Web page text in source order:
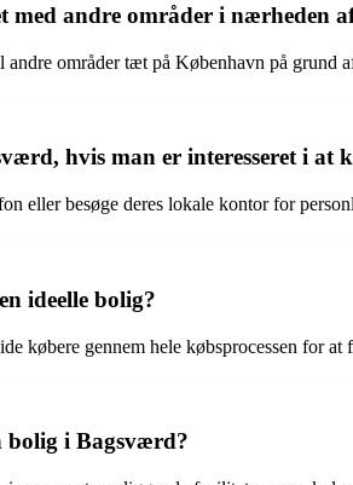
andre områder i nærheden
områder tæt på København på grund
hvis man er interesseret i at
eller besøge deres lokale kontor for
ideelle bolig?
købere gennem hele købsprocessen for at
bolig i Bagsværd?